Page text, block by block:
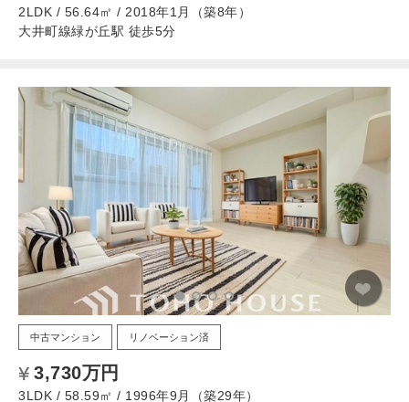
2LDK / 56.64㎡ / 2018年1月（築8年）
大井町線緑が丘駅 徒歩5分
中古マンション リノベーション済
3,730万円
3LDK / 58.59㎡ / 1996年9月（築29年）